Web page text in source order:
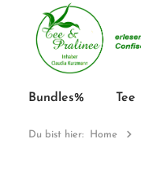
Bundles% Tee
Du bist hier: Home